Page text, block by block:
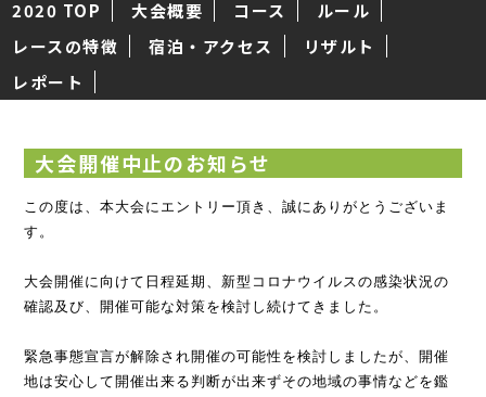
2020 TOP 大会概要 コース
ルール
レースの特徴
宿泊・アクセス
リザルト
レポート
大会開催中止のお知らせ
この度は、本大会にエントリー頂き、誠にありがとうございま
す。
大会開催に向けて日程延期、新型コロナウイルスの感染状況の
確認及び、開催可能な対策を検討し続けてきました。
緊急事態宣言が解除され開催の可能性を検討しましたが、開催
地は安心して開催出来る判断が出来ずその地域の事情などを鑑